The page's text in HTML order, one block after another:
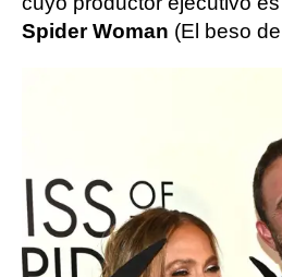
Spider Woman (El beso